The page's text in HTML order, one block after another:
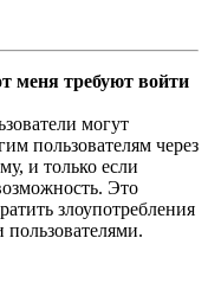
меня требуют войти
могут
пользователям через
и только если
Это
злоупотребления